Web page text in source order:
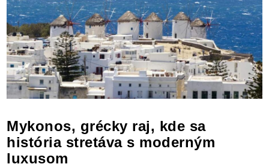
Mykonos, grécky raj, kde sa
história stretáva s moderným
luxusom